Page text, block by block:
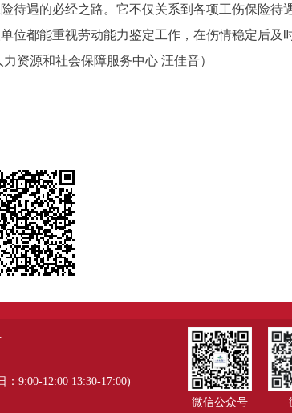
遇的必经之路。它不仅关系到各项工伤保险待
都能重视劳动能力鉴定工作，在伤情稳定后及
资源和社会保障服务中心 汪佳音）
9:00-12:00 13:30-17:00)
微信公众号